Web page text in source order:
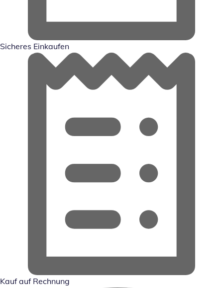
Sicheres Einkaufen
Kauf auf Rechnung